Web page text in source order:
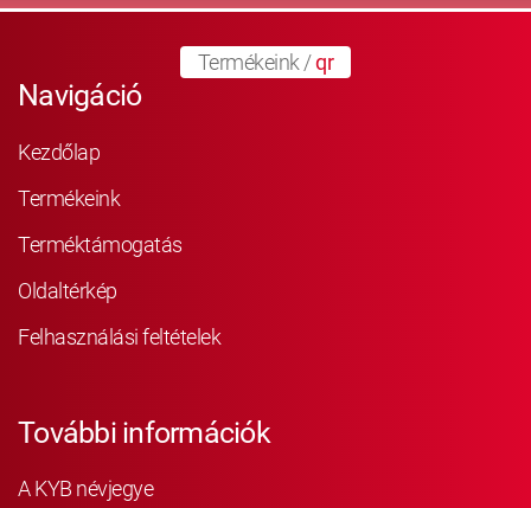
Termékeink /qr
Navigáció
Kezdőlap
Termékeink
Terméktámogatás
Oldaltérkép
Felhasználási feltételek
További információk
A KYB névjegye